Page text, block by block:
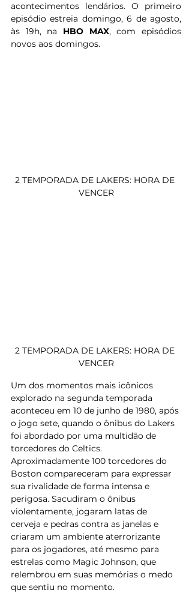
acontecimentos lendários. O primeiro
episódio estreia domingo, 6 de agosto,
às 19h, na HBO MAX, com episódios
novos aos domingos.
2 TEMPORADA DE LAKERS: HORA DE
VENCER
2 TEMPORADA DE LAKERS: HORA DE
VENCER
Um dos momentos mais icônicos
explorado na segunda temporada
aconteceu em 10 de junho de 1980, após
o jogo sete, quando o ônibus do Lakers
foi abordado por uma multidão de
torcedores do Celtics.
Aproximadamente 100 torcedores do
Boston compareceram para expressar
sua rivalidade de forma intensa e
perigosa. Sacudiram o ônibus
violentamente, jogaram latas de
cerveja e pedras contra as janelas e
criaram um ambiente aterrorizante
para os jogadores, até mesmo para
estrelas como Magic Johnson, que
relembrou em suas memórias o medo
que sentiu no momento.